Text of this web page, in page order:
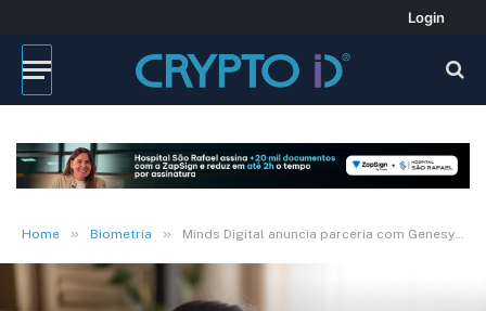
Login
Home » Biometria » Minds Digital anuncia parceria com Genesys a fim de fortalecer o ecossistema de prevenção à fraude